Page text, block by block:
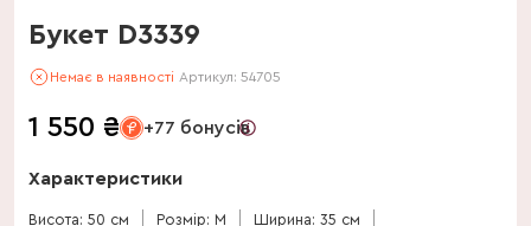
Букет D3339
Немає в наявності Артикул: 54705
1 550 ₴ +77 бонусів
Характеристики
Висота: 50 см Розмір: M Ширина: 35 см